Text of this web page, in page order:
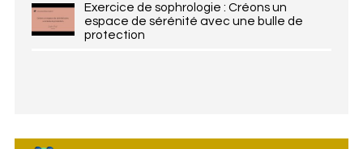
Exercice de sophrologie : Créons un
espace de sérénité avec une bulle de
protection